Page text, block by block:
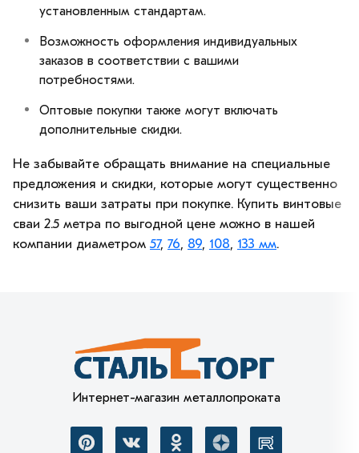
установленным стандартам.
Возможность оформления индивидуальных
заказов в соответствии с вашими
потребностями.
Оптовые покупки также могут включать
дополнительные скидки.
Не забывайте обращать внимание на специальные
предложения и скидки, которые могут существенно
снизить ваши затраты при покупке. Купить винтовые
сваи 2.5 метра по выгодной цене можно в нашей
компании диаметром 57, 76 89 108 133 мм.
Интернет-магазин металлопроката